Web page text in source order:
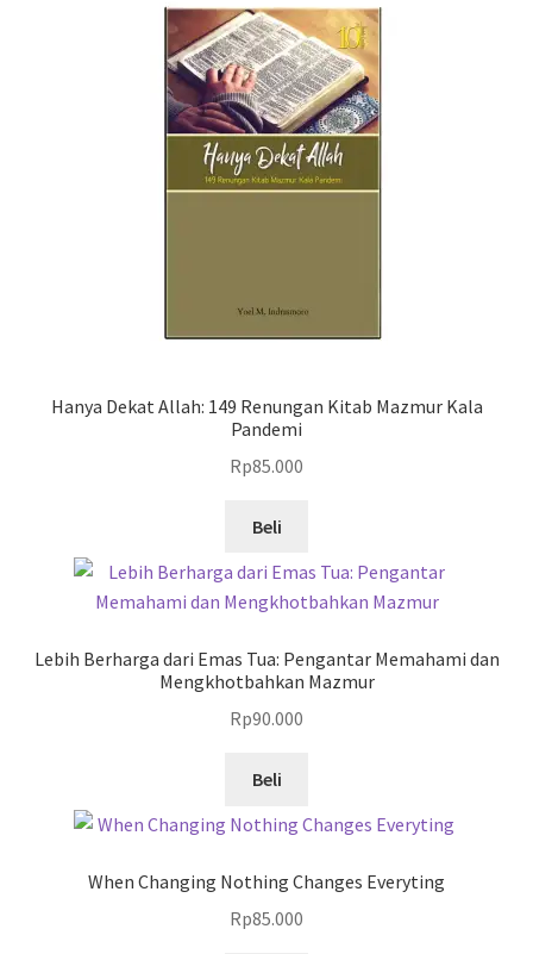
Hanya Dekat Allah: 149 Renungan Kitab Mazmur Kala
Pandemi
Rp85.000
Beli
Lebih Berharga dari Emas Tua: Pengantar Memahami dan
Mengkhotbahkan Mazmur
Rp90.000
Beli
When Changing Nothing Changes Everyting
Rp85.000